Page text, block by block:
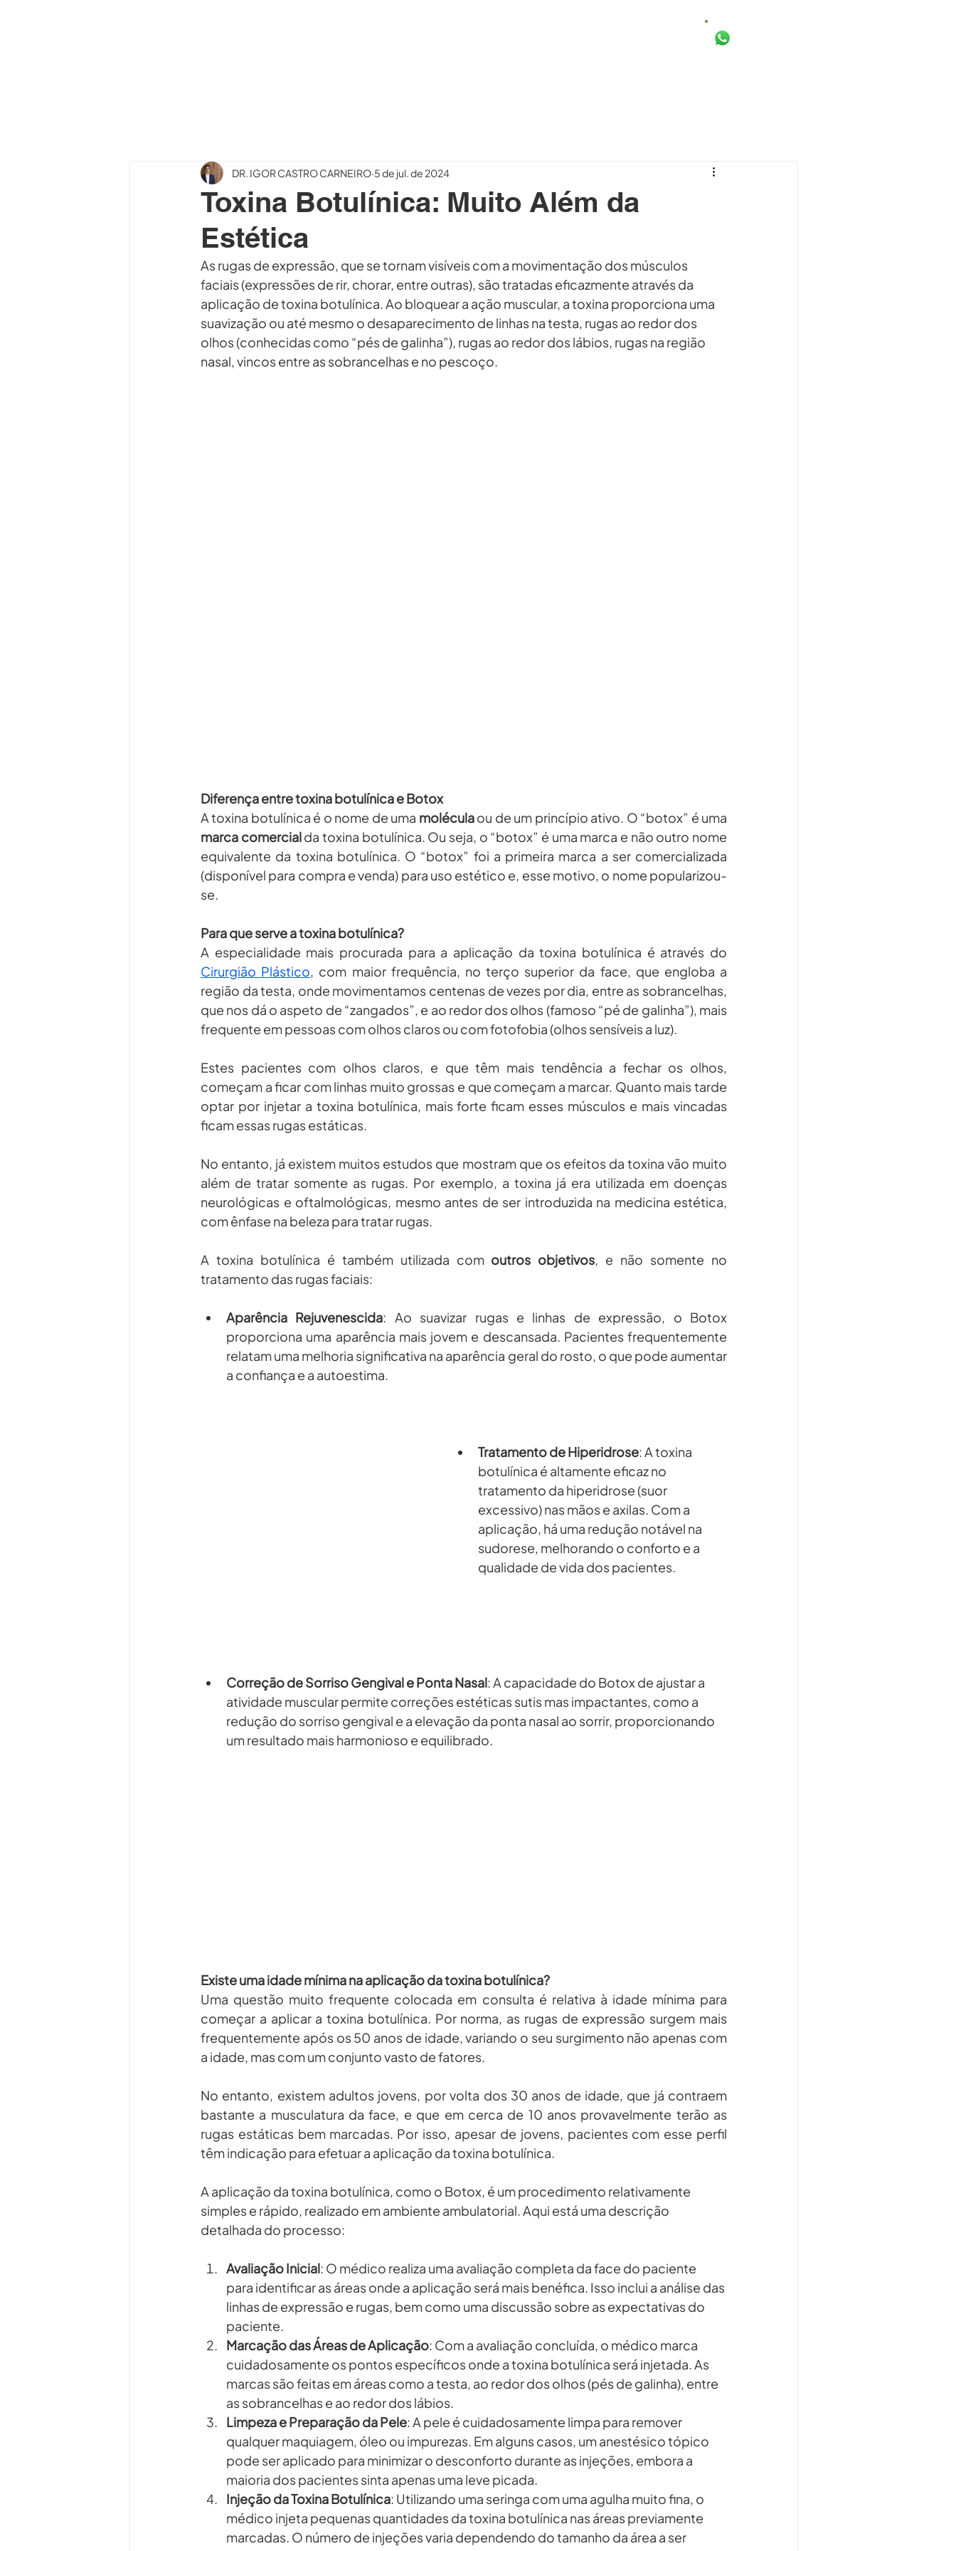
Toxina Botulínica: Muito Além da
Estética
DR. IGOR CASTRO CARNEIRO 5 de jul. de 2024
As rugas de expressão, que se tornam visíveis com a movimentação dos músculos
faciais (expressões de rir, chorar, entre outras), são tratadas eficazmente através da
aplicação de toxina botulínica. Ao bloquear a ação muscular, a toxina proporciona uma
suavização ou até mesmo o desaparecimento de linhas na testa, rugas ao redor dos
olhos (conhecidas como “pés de galinha”), rugas ao redor dos lábios, rugas na região
nasal, vincos entre as sobrancelhas e no pescoço.
Diferença entre toxina botulínica e Botox
A toxina botulínica é o nome de uma molécula
marca comercial da toxina botulínica. Ou seja, o “botox” é uma marca e não outro nome
equivalente da toxina botulínica. O “botox” foi a primeira marca a ser comercializada
(disponível para compra e venda) para uso estético e, esse motivo, o nome popularizou-
se.
Para que serve a toxina botulínica?
Cirurgião Plástico, com maior frequência, no terço superior da face, que engloba a
região da testa, onde movimentamos centenas de vezes por dia, entre as sobrancelhas,
que nos dá o aspeto de “zangados”, e ao redor dos olhos (famoso “pé de galinha”), mais
frequente em pessoas com olhos claros ou com fotofobia (olhos sensíveis a luz).
Estes pacientes com olhos claros, e que têm mais tendência a fechar os olhos,
começam a ficar com linhas muito grossas e que começam a marcar. Quanto mais tarde
optar por injetar a toxina botulínica, mais forte ficam esses músculos e mais vincadas
ficam essas rugas estáticas.
No entanto, já existem muitos estudos que mostram que os efeitos da toxina vão muito
além de tratar somente as rugas. Por exemplo, a toxina já era utilizada em doenças
neurológicas e oftalmológicas, mesmo antes de ser introduzida na medicina estética,
com ênfase na beleza para tratar rugas.
A toxina botulínica é também utilizada com outros objetivos, e não somente no
tratamento das rugas faciais:
Aparência Rejuvenescida: Ao suavizar rugas e linhas de expressão, o Botox
proporciona uma aparência mais jovem e descansada. Pacientes frequentemente
relatam uma melhoria significativa na aparência geral do rosto, o que pode aumentar
a confiança e a autoestima.
Tratamento de Hiperidrose: A toxina
botulínica é altamente eficaz no
tratamento da hiperidrose (suor
excessivo) nas mãos e axilas. Com a
aplicação, há uma redução notável na
sudorese, melhorando o conforto e a
qualidade de vida dos pacientes.
Correção de Sorriso Gengival e Ponta Nasal: A capacidade do Botox de ajustar a
atividade muscular permite correções estéticas sutis mas impactantes, como a
redução do sorriso gengival e a elevação da ponta nasal ao sorrir, proporcionando
um resultado mais harmonioso e equilibrado.
Existe uma idade mínima na aplicação da toxina botulínica?
Uma questão muito frequente colocada em consulta é relativa à idade mínima para
começar a aplicar a toxina botulínica. Por norma, as rugas de expressão surgem mais
frequentemente após os 50 anos de idade, variando o seu surgimento não apenas com
a idade, mas com um conjunto vasto de fatores.
No entanto, existem adultos jovens, por volta dos 30 anos de idade, que já contraem
bastante a musculatura da face, e que em cerca de 10 anos provavelmente terão as
rugas estáticas bem marcadas. Por isso, apesar de jovens, pacientes com esse perfil
têm indicação para efetuar a aplicação da toxina botulínica.
A aplicação da toxina botulínica, como o Botox, é um procedimento relativamente
simples e rápido, realizado em ambiente ambulatorial. Aqui está uma descrição
detalhada do processo:
Avaliação Inicial: O médico realiza uma avaliação completa da face do paciente
para identificar as áreas onde a aplicação será mais benéfica. Isso inclui a análise das
linhas de expressão e rugas, bem como uma discussão sobre as expectativas do
paciente.
Marcação das Áreas de Aplicação: Com a avaliação concluída, o médico marca
cuidadosamente os pontos específicos onde a toxina botulínica será injetada. As
marcas são feitas em áreas como a testa, ao redor dos olhos (pés de galinha), entre
as sobrancelhas e ao redor dos lábios.
Limpeza e Preparação da Pele: A pele é cuidadosamente limpa para remover
qualquer maquiagem, óleo ou impurezas. Em alguns casos, um anestésico tópico
pode ser aplicado para minimizar o desconforto durante as injeções, embora a
maioria dos pacientes sinta apenas uma leve picada.
Injeção da Toxina Botulínica: Utilizando uma seringa com uma agulha muito fina, o
médico injeta pequenas quantidades da toxina botulínica nas áreas previamente
marcadas. O número de injeções varia dependendo do tamanho da área a ser